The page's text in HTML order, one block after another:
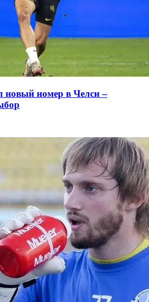
новый номер в Челси –